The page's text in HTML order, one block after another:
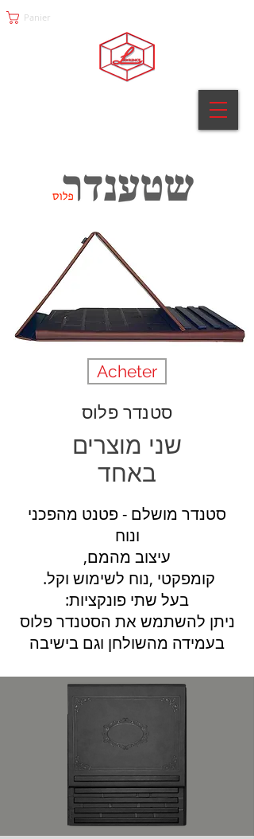
Panier
Acheter
סטנדר פלוס
שני מוצרים
באחד
סטנדר מושלם - פטנט מהפכני
ונוח
,עיצוב מהמם
.קומפקטי ,נוח לשימוש וקל
:בעל שתי פונקציות
ניתן להשתמש את הסטנדר פלוס
בעמידה מהשולחן וגם בישיבה